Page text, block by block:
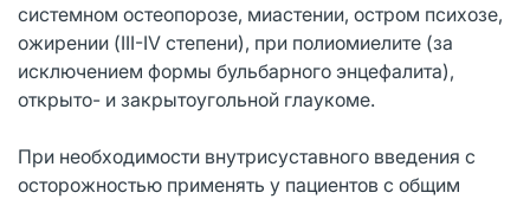
системном остеопорозе, миастении, остром психозе,
ожирении (III-IV степени), при полиомиелите (за
исключением формы бульбарного энцефалита),
открыто- и закрытоугольной глаукоме.
При необходимости внутрисуставного введения с
осторожностью применять у пациентов с общим